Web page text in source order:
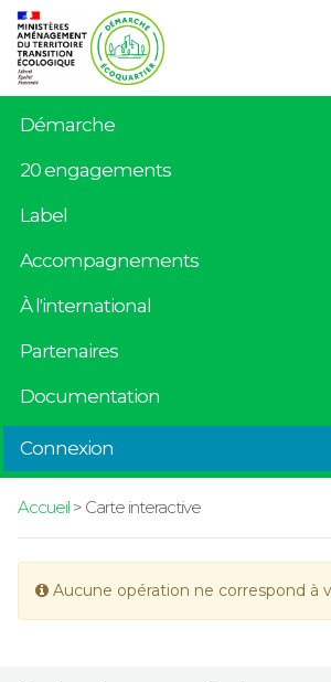
Démarche
20 engagements
Label
Accompagnements
À l'international
Partenaires
Documentation
Connexion
Accueil> Carte interactive
Aucune opération ne correspond à